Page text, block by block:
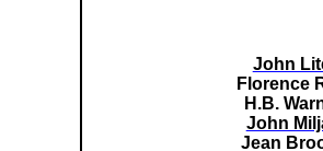
John
Florence
H.B.
John
Jean